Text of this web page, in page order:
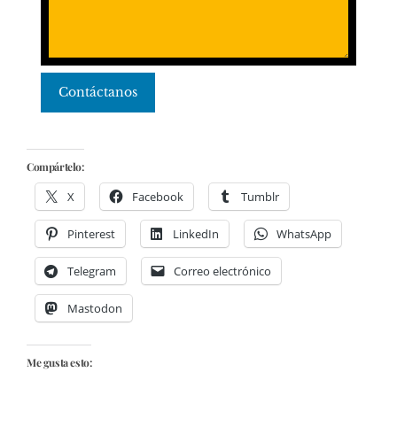
Contáctanos
Compártelo:
X Facebook Tumblr
Pinterest LinkedIn WhatsApp
Telegram Correo electrónico
Mastodon
Me gusta esto: